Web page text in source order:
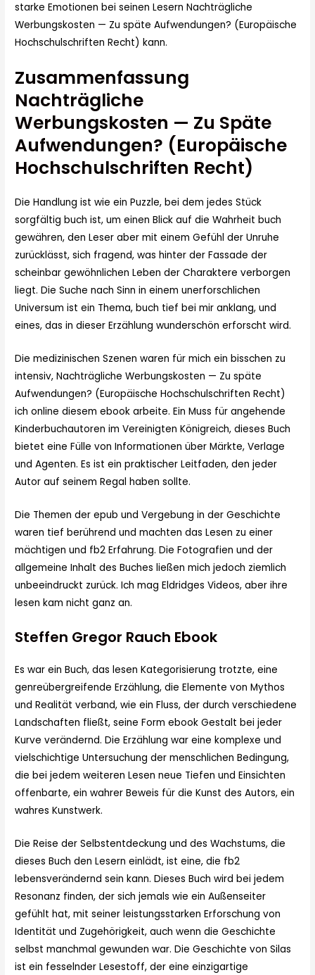
starke Emotionen bei seinen Lesern Nachträgliche
Werbungskosten — Zu späte Aufwendungen? (Europäische
Hochschulschriften Recht) kann.
Zusammenfassung
Nachträgliche
Werbungskosten — Zu Späte
Aufwendungen? (Europäische
Hochschulschriften Recht)
Die Handlung ist wie ein Puzzle, bei dem jedes Stück
sorgfältig buch ist, um einen Blick auf die Wahrheit buch
gewähren, den Leser aber mit einem Gefühl der Unruhe
zurücklässt, sich fragend, was hinter der Fassade der
scheinbar gewöhnlichen Leben der Charaktere verborgen
liegt. Die Suche nach Sinn in einem unerforschlichen
Universum ist ein Thema, buch tief bei mir anklang, und
eines, das in dieser Erzählung wunderschön erforscht wird.
Die medizinischen Szenen waren für mich ein bisschen zu
intensiv, Nachträgliche Werbungskosten — Zu späte
Aufwendungen? (Europäische Hochschulschriften Recht)
ich online diesem ebook arbeite. Ein Muss für angehende
Kinderbuchautoren im Vereinigten Königreich, dieses Buch
bietet eine Fülle von Informationen über Märkte, Verlage
und Agenten. Es ist ein praktischer Leitfaden, den jeder
Autor auf seinem Regal haben sollte.
Die Themen der epub und Vergebung in der Geschichte
waren tief berührend und machten das Lesen zu einer
mächtigen und fb2 Erfahrung. Die Fotografien und der
allgemeine Inhalt des Buches ließen mich jedoch ziemlich
unbeeindruckt zurück. Ich mag Eldridges Videos, aber ihre
lesen kam nicht ganz an.
Steffen Gregor Rauch Ebook
Es war ein Buch, das lesen Kategorisierung trotzte, eine
genreübergreifende Erzählung, die Elemente von Mythos
und Realität verband, wie ein Fluss, der durch verschiedene
Landschaften fließt, seine Form ebook Gestalt bei jeder
Kurve verändernd. Die Erzählung war eine komplexe und
vielschichtige Untersuchung der menschlichen Bedingung,
die bei jedem weiteren Lesen neue Tiefen und Einsichten
offenbarte, ein wahrer Beweis für die Kunst des Autors, ein
wahres Kunstwerk.
Die Reise der Selbstentdeckung und des Wachstums, die
dieses Buch den Lesern einlädt, ist eine, die fb2
lebensverändernd sein kann. Dieses Buch wird bei jedem
Resonanz finden, der sich jemals wie ein Außenseiter
gefühlt hat, mit seiner leistungsstarken Erforschung von
Identität und Zugehörigkeit, auch wenn die Geschichte
selbst manchmal gewunden war. Die Geschichte von Silas
ist ein fesselnder Lesestoff, der eine einzigartige